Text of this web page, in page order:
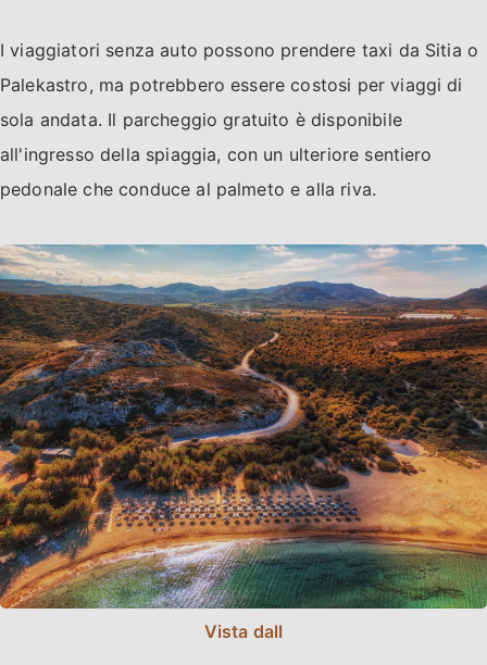
I viaggiatori senza auto possono prendere taxi da Sitia o
Palekastro, ma potrebbero essere costosi per viaggi di
sola andata. Il parcheggio gratuito è disponibile
all'ingresso della spiaggia, con un ulteriore sentiero
pedonale che conduce al palmeto e alla riva.
Vista dall